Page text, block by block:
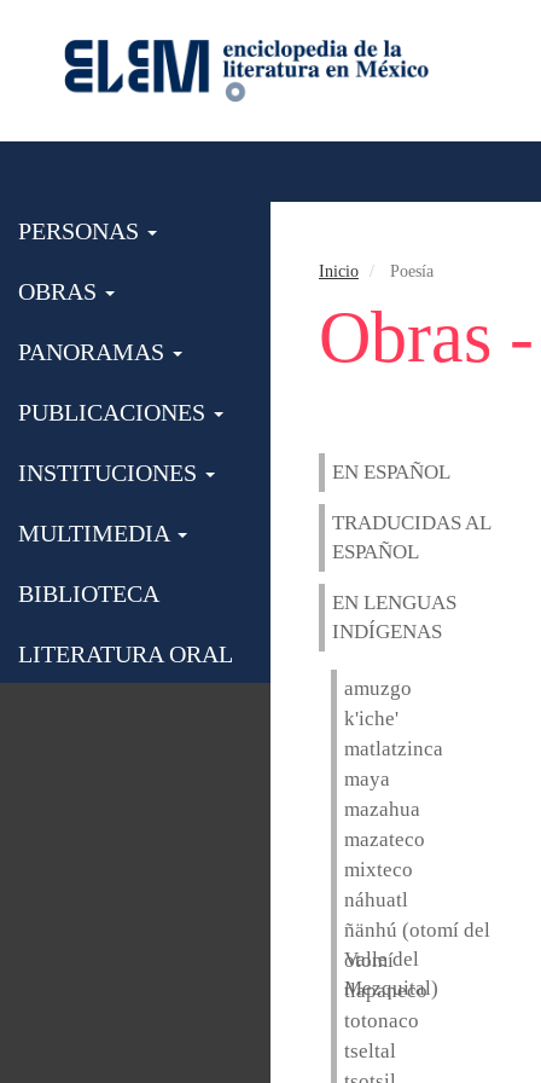
PERSONAS
OBRAS
PANORAMAS
PUBLICACIONES
INSTITUCIONES
MULTIMEDIA
BIBLIOTECA
LITERATURA ORAL
Inicio Poesía
Obras
EN ESPAÑOL
TRADUCIDAS AL
ESPAÑOL
EN LENGUAS
INDÍGENAS
amuzgo
k'iche'
matlatzinca
maya
mazahua
mazateco
mixteco
náhuatl
ñänhú (otomí del
Valle del
Mezquital)
otomí
tlapaneco
totonaco
tseltal